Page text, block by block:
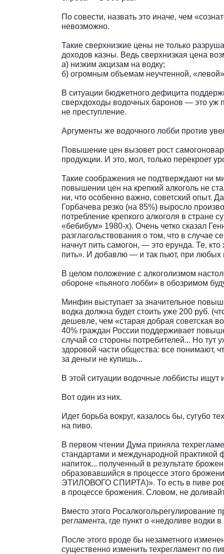
По совести, назвать это иначе, чем
невозможно.
Такие сверхнизкие цены не только
доходов казны. Ведь сверхнизкая цена
а) низким акцизам на водку;
б) огромным объемам неучтенной,
В ситуации бюджетного дефицита
сверхдоходы водочных баронов — это уж
не преступление.
Аргументы же водочного лобби против
Повышение цен вызовет рост
продукции. И это, мол, только перекроет
Такие соображения не подтверждают ни
повышении цен на крепкий алкоголь не
ни, что особенно важно, советский опыт.
Горбачева резко (на 85%) выросло
потребление крепкого алкоголя в стране
«бебибум» 1980-х). Очень четко сказал
разглагольствования о том, что в случае
начнут пить самогон, — это ерунда. Те, кто
пить». И добавлю — и так пьют, при любых
В целом положение с алкоголизмом
обороне «пьяного лобби» в обозримом
Минфин выступает за значительное
водка должна будет стоить уже 200 руб.
дешевле, чем «старая добрая советская
40% граждан России поддерживает
случай со стороны потребителей... Но тут
здоровой части общества: все понимают,
за деньги не купишь...
В этой ситуации водочные лоббисты ищут
Вот один из них.
Идет борьба вокруг, казалось бы, сугубо
на пиво.
В первом чтении Дума приняла
стандартами и международной практикой
напиток... полученный в результате
образовавшийся в процессе этого
ЭТИЛОВОГО СПИРТА)». То есть в пиве
в процессе брожения. Словом, не
Вместо этого Росалкогольрегулирование
регламента, где пункт о «недоливе водки
После этого вроде бы незаметного
существенно изменить техрегламент по